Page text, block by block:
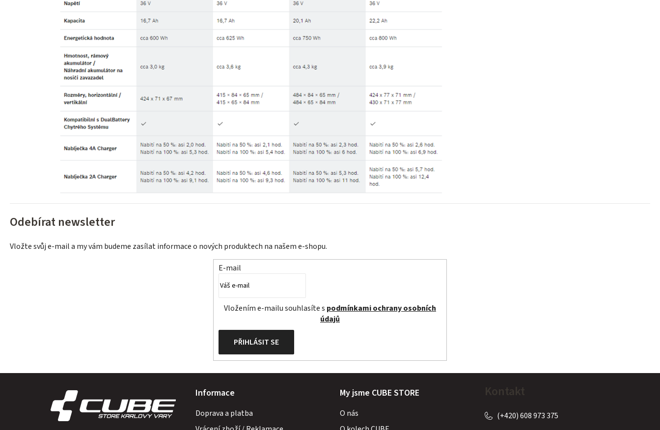
Odebírat newsletter
Vložte svůj e-mail a my vám budeme zasílat informace o nových produktech na našem e-shopu.
E-mail
Vložením e-mailu souhlasíte s podmínkami ochrany osobních
údajů
PŘIHLÁSIT SE
Informace
Doprava a platba
My jsme CUBE STORE
O nás
Kontakt
(+420) 608 973 375